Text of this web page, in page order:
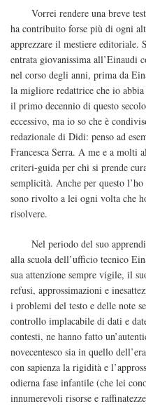
Vorrei rendere una breve
ha contribuito forse più di ogni
apprezzare il mestiere
entrata giovanissima all’Einaudi
nel corso degli anni, prima da
la migliore redattrice che io
il primo decennio di questo
eccessivo, ma io so che è
redazionale di Didi: penso ad
Francesca Serra. A me e a
criteri-guida per chi si prende
semplicità. Anche per questo
sono rivolto a lei ogni volta che
risolvere.
Nel periodo del suo
alla scuola dell’ufficio tecnico
sua attenzione sempre vigile, il
refusi, approssimazioni e
i problemi del testo e delle note
controllo implacabile di dati e
contesti, ne hanno fatto
novecentesco sia in quello
con sapienza la rigidità e
odierna fase infantile (che lei
innumerevoli risorse e